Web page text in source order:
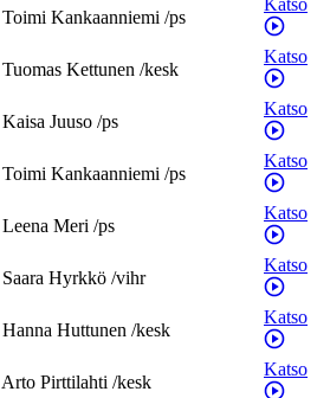
Toimi Kankaanniemi /ps
Katso
Tuomas Kettunen /kesk
Katso
Kaisa Juuso /ps
Katso
Toimi Kankaanniemi /ps
Katso
Leena Meri /ps
Katso
Saara Hyrkkö /vihr
Katso
Hanna Huttunen /kesk
Katso
Arto Pirttilahti /kesk
Katso